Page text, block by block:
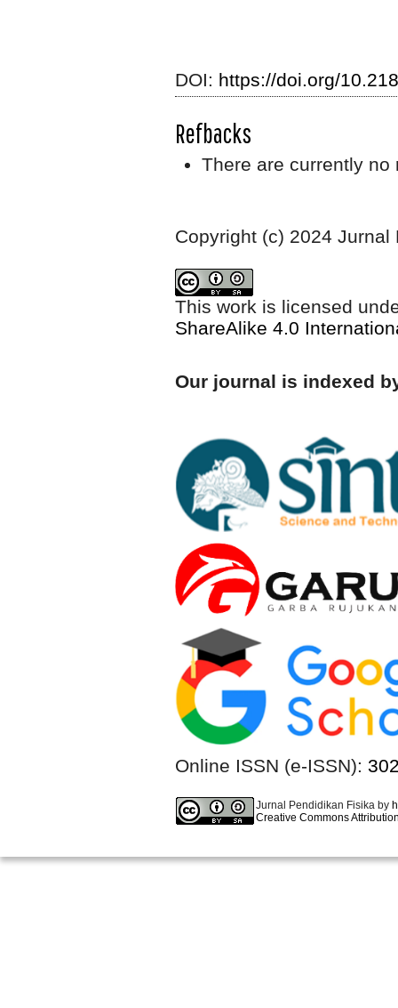
DOI: https://doi.org/
Refbacks
There are currently no
Copyright (c) 2024
This work is licensed
ShareAlike 4.0
Our journal is indexed
Online ISSN (e-ISSN):
Jurnal Pendidikan Fisika by
Creative Commons